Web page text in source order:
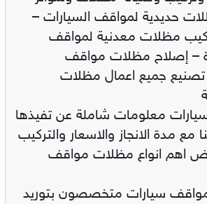
حديدية لمواقف السيارات –
مظلات معدنية لمواقف
– إصلاح مظلات مواقف
تصنيع جميع اعمال مظلات
معلومات شاملة عن تفيذها
مدة الانجاز والاسعار والتركيب
اهم انواع مظلات مواقف
سيارات متخصصون بتوريد